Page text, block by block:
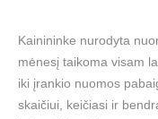
Kainininke nurodyta
mėnesį taikoma visam
iki įrankio nuomos
skaičiui, keičiasi ir